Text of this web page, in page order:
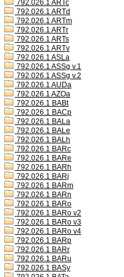
792.026.1 ARTc
792.026.1 ARTd
792.026.1 ARTm
792.026.1 ARTr
792.026.1 ARTs
792.026.1 ARTv
792.026.1 ASLa
792.026.1 ASSg v.1
792.026.1 ASSg v.2
792.026.1 AUDa
792.026.1 AZOa
792.026.1 BABt
792.026.1 BACp
792.026.1 BALa
792.026.1 BALe
792.026.1 BALh
792.026.1 BARc
792.026.1 BARe
792.026.1 BARh
792.026.1 BARj
792.026.1 BARm
792.026.1 BARn
792.026.1 BARo
792.026.1 BARo v2
792.026.1 BARo v3
792.026.1 BARo v4
792.026.1 BARp
792.026.1 BARr
792.026.1 BARu
792.026.1 BASy